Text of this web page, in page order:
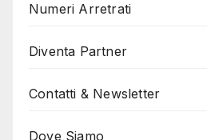
Numeri Arretrati
Diventa Partner
Contatti & Newsletter
Dove Siamo